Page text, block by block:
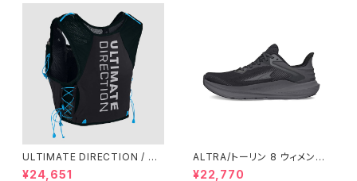
ULTIMATE DIRECTION / ア
ルティメット ディレクション XO
¥24,651
ALTRA/トーリン 8 ウィメン
ズ Black/Black
¥22,770